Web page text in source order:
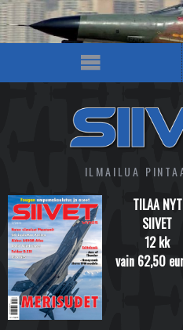
ILMAILUA
TILAA NYT
SIIVET
12 kk
vain 62,50